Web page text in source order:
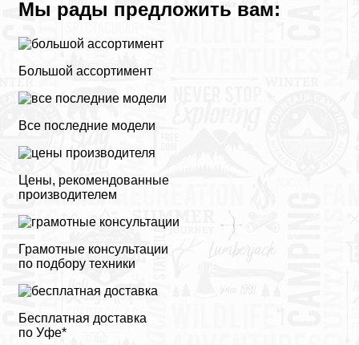
Мы рады предложить вам:
Большой ассортимент
Все последние модели
Цены, рекомендованные
производителем
Грамотные консультации
по подбору техники
Бесплатная доставка
по Уфе*